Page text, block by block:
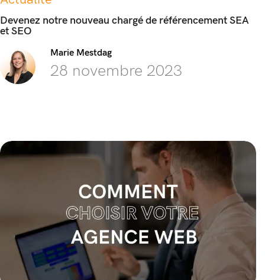
Devenez notre nouveau chargé de référencement SEA
et SEO
Marie Mestdag
28 novembre 2023